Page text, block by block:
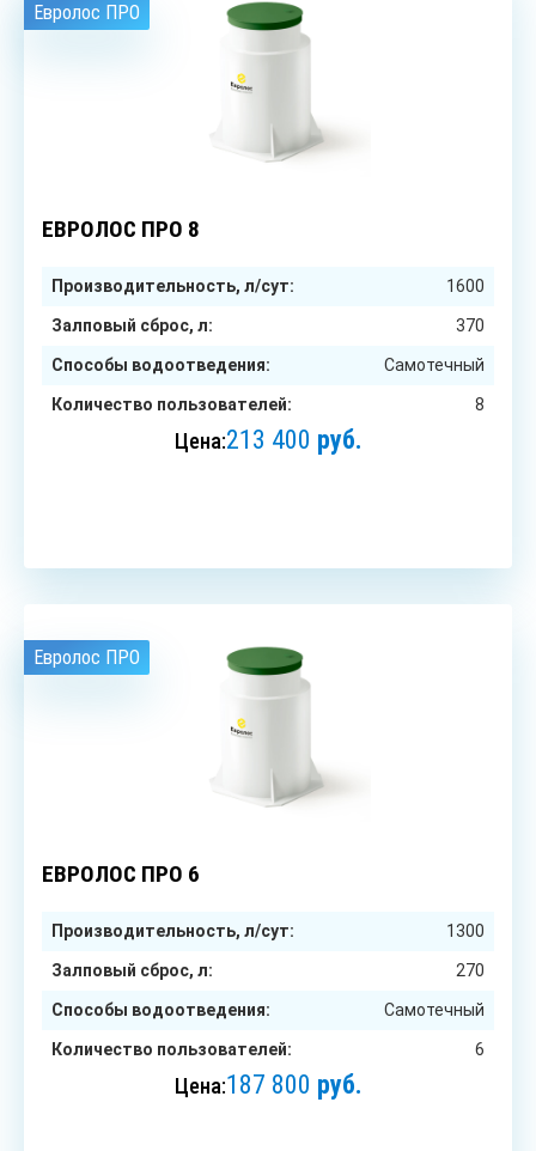
Евролос ПРО
ЕВРОЛОС ПРО 8
Производительность, л/сут: 1600
Залповый сброс, л: 370
Способы водоотведения: Самотечный
Количество пользователей: 8
Цена:213 400 руб.
Евролос ПРО
ЕВРОЛОС ПРО 6
Производительность, л/сут: 1300
Залповый сброс, л: 270
Способы водоотведения: Самотечный
Количество пользователей: 6
Цена:187 800 руб.